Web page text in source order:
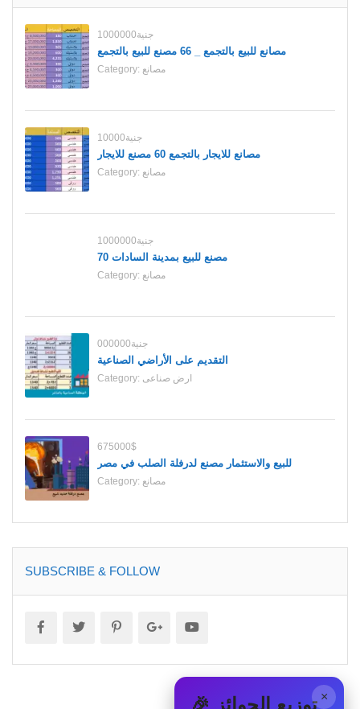
1000000جنية
مصانع للبيع بالتجمع _ 66 مصنع للبيع بالتجمع
Category: مصانع
10000جنية
مصانع للايجار بالتجمع 60 مصنع للايجار
Category: مصانع
1000000جنية
70 مصنع للبيع بمدينة السادات
Category: مصانع
000000جنية
التقديم على الأراضي الصناعية
Category: ارض صناعى
675000$
للبيع والاستثمار مصنع لدرفلة الصلب في مصر
Category: مصانع
SUBSCRIBE & FOLLOW
× 🎉 توزيع الجوائز